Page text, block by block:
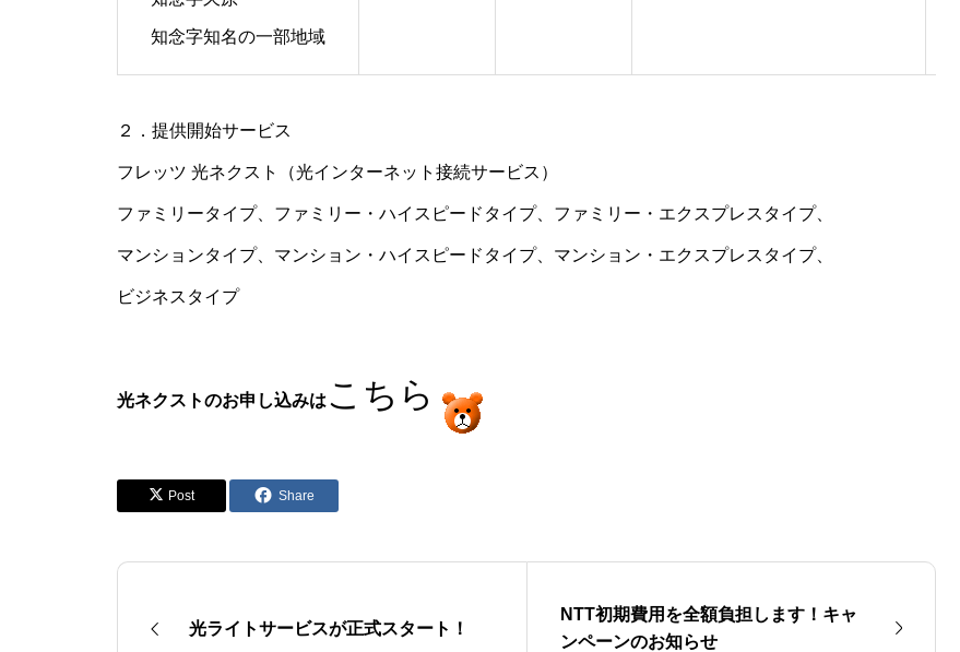
知念字知名の一部地域
２．提供開始サービス
フレッツ 光ネクスト（光インターネット接続サービス）
ファミリータイプ、ファミリー・ハイスピードタイプ、ファミリー・エクスプレスタイプ、
マンションタイプ、マンション・ハイスピードタイプ、マンション・エクスプレスタイプ、
ビジネスタイプ
光ネクストのお申し込みは こちら
Post Share
光ライトサービスが正式スタート！
NTT初期費用を全額負担します！キャ
ンペーンのお知らせ